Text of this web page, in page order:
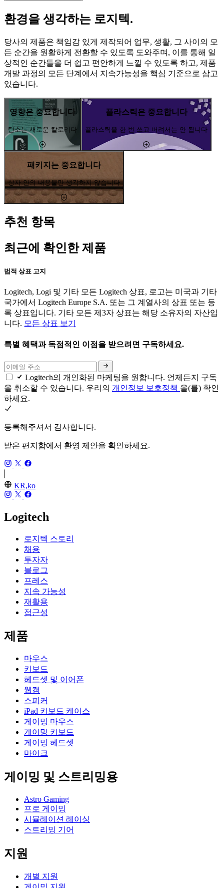
환경을 생각하는 로지텍.
당사의 제품은 책임감 있게 제작되어 업무, 생활, 그 사이의 모
든 순간을 원활하게 전환할 수 있도록 도와주며, 이를 통해 일
상적인 순간들을 더 쉽고 편안하게 느낄 수 있도록 하고, 제품
개발 과정의 모든 단계에서 지속가능성을 핵심 기준으로 삼고
있습니다.
영향은 중요합니다
탄소는 새로운 칼로리다
플라스틱은 중요합니다
플라스틱을 한 번 쓰고 버려서는 안 됩니다
패키지는 중요합니다
상자 안의 내용물만 생각하지 않습니다
추천 항목
최근에 확인한 제품
법적 상표 고지
Logitech, Logi 및 기타 모든 Logitech 상표, 로고는 미국과 기타
국가에서 Logitech Europe S.A. 또는 그 계열사의 상표 또는 등
록 상표입니다. 기타 모든 제3자 상표는 해당 소유자의 자산입
니다. 모든 상표 보기
특별 혜택과 독점적인 이점을 받으려면 구독하세요.
Logitech의 개인화된 마케팅을 원합니다. 언제든지 구독
을 취소할 수 있습니다. 우리의 개인정보 보호정책 을(를) 확인
하세요.
등록해주셔서 감사합니다.
받은 편지함에서 환영 제안을 확인하세요.
KR,ko
Logitech
로지텍 스토리
채용
투자자
블로그
프레스
지속 가능성
재활용
접근성
제품
마우스
키보드
헤드셋 및 이어폰
웹캠
스피커
iPad 키보드 케이스
게이밍 마우스
게이밍 키보드
게이밍 헤드셋
마이크
게이밍 및 스트리밍용
Astro Gaming
프로 게이밍
시뮬레이션 레이싱
스트리밍 기어
지원
개별 지원